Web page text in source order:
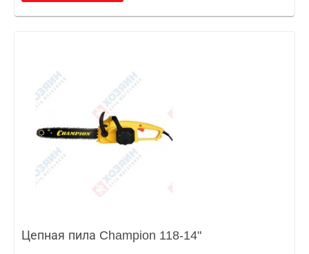
Цепная пила Champion 118-14"